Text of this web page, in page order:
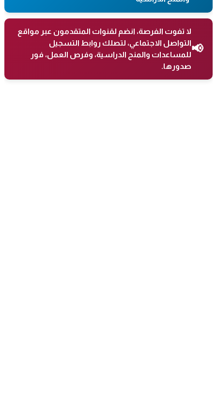
📢
لا تفوت الفرصة، انضم لقنوات المتقدمون عبر مواقع
التواصل الاجتماعي، لتصلك روابط التسجيل
للمساعدات والمنح الدراسية، وفرص العمل، فور
صدورها.